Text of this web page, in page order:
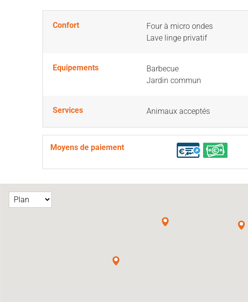
Confort
Four à micro ondes
Lave linge privatif
Equipements
Barbecue
Jardin commun
Services Animaux acceptés
Moyens de paiement